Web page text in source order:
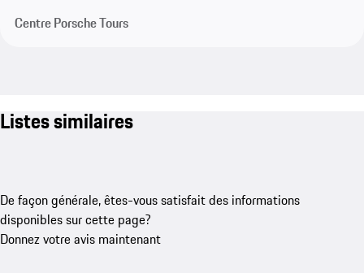
Centre Porsche Tours
Listes similaires
De façon générale, êtes-vous satisfait des informations
disponibles sur cette page?
Donnez votre avis maintenant